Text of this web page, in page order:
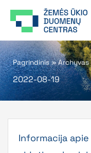
prie
Pagrindinis»
2022-08-19
Informacija